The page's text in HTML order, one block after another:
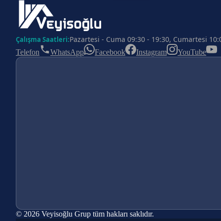
Çalışma Saatleri:Pazartesi - Cuma 09:30 - 19:30, Cumartesi
Telefon WhatsApp Facebook Instagram YouTube
© 2026 Veyisoğlu Grup tüm hakları saklıdır.